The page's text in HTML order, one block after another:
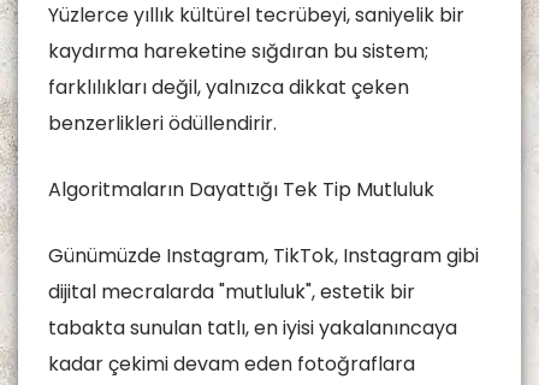
Yüzlerce yıllık kültürel tecrübeyi, saniyelik bir
kaydırma hareketine sığdıran bu sistem;
farklılıkları değil, yalnızca dikkat çeken
benzerlikleri ödüllendirir.
Algoritmaların Dayattığı Tek Tip Mutluluk
Günümüzde Instagram, TikTok, Instagram gibi
dijital mecralarda "mutluluk", estetik bir
tabakta sunulan tatlı, en iyisi yakalanıncaya
kadar çekimi devam eden fotoğraflara